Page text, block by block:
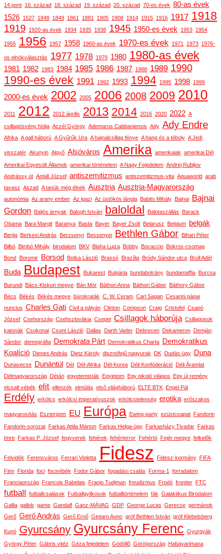
14 pont 16. század 18. század 19. század 20. század 70-es évek 80-as évek
1526 1527 1848 1849 1861 1881 1905 1908 1914 1915 1916 1917 1918
1919 1920-as évek 1934 1935 1938 1945 1950-es évek 1953 1954
1955 1956 1957 1958 1960-as évek 1970-es évek 1971 1973 1976-
os elnökválasztás 1977 1978 1979 1980 1980-as évek
1981 1982 1983 1984 1985 1986 1987 1988 1989 1990
1990-es évek 1991 1992 1993 1994 1995 1998 1999
2000-es évek 2002 2005 2006 2008 2009 2010
2011 2012 2012 április 2013 2014 2016 2020 2022 A
csillagösvény hídja Aczél György Ademarus Cabbaniensis Ady Ady Endre
Afrika A gall háború A Gyűrűk Ura A hajnalcsillag fénye A hang és a téboly A Jedi
visszatér Akunyin Algyő Alsóváros Amerika amerikaiak amerikai Dél
Amerikai Egyesült Államok amerikai történelem A Nagy Fejedelem Andrej Rubljov
Andrássy út Antall József antiszemitizmus antiszemitizmus-vita Aquaworld arab
tavasz Aszad A tanúk még élnek Ausztria Ausztria-Magyarország
autonómia Az arany ember Az igazi Az üstökös lángja Babits Mihály Bajnai Bajnai
Gordon Baljós árnyak Balogh István baloldal Balotaszállás Barack
Obama Bara Margit Baranya Basta Bayer Bayer Zsolt Belarusz Belgium belgák
Berija Berkesi András Berzsenyi Bessenyei Bethlen Gábor Bihari Péter
Bilbó Bimbó Mihály birodalom BKV Blaha Lujza Bobby Bocaccio Bokros-csomag
Bond Boromir Borsod Botka László Brassó Brazília Bródy Sándor utca Brüll Adél
Buda Budapest Bukarest Bulgária bundabotrány bundamaffia Burcsa
Burundi Bács-Kiskun megye Bán Mór Báthori Anna Báthori Gábor Báthory Gábor
Bécs Békés Békés megye bürokraták C. W. Ceram Carl Sagan Cesarini pápai
nuncius Charles Gati Civil a pályán Clinton Compson Craig Cristofel Csapó
József Csehország Csehszlovákia Csepel Csillagok háborúja Csillagosok
katonák Csokonai Csont László Dallas Darth Vader Debrecen Dekameron Demján
Sándor demográfia Demokrata Párt Demokratikus Charta
Demokratikus
Koalíció Dienes András Dietz Károly disznófejű nagyurak DK Dudás-ügy Duna
Dunavecse Dunántúl Dél Dél-Afrika Dél-Korea Déli Konföderáció Déli Áramlat
Délmagyarország Détári egyetemisták Egyiptom Egy pikoló világos Egy új remény
elcsalt vébék elit ellenzék elmúlás első világháború ELTE BTK Engel Pál
Erdély erkölcs erkölcsi imperatívuszok erkölcstelenség erotika erőszakos
magyarosítás Esztergom EU Európa Ewing-party ezüstcsapat Fandorin
Fandorin-sorozat Farkas Attila Márton Farkas Helga-ügy Farkasházy Tivadar Farkas
Imre Farkas P. József fegyverek fehérek fehérterror Fehértó Fejér megye felkelők
Felvidék Ferencváros Ferrari Violetta Fidesz Fidesz-kormány FIFA
Finn Florida foci focivébék Fodor Gábor fogadási csalás Forma-1
forradalom
Franciaország Francois Rabelais Franjo Tudjman freudizmus Frodó frontier FTC
futball futballcsalások Futballgyilkosok futballtörténelem fák Galaktikus Birodalom
Gallia gallok game Gandalf Ganz-MÁVAG GDP George Lucas Gerecse germánok
Gerő Gerő András Gerő Ernő Gintaro Aono gróf Bethlen István gróf Klebelsberg
Kunó Gyurcsány Gyurcsány Ferenc Gyurgyák
György Péter Gábris vitéz Géza fejedelem Gödöllő Görögország Habayarimana